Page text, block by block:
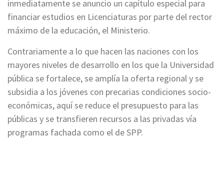
inmediatamente se anuncio un capítulo especial para
financiar estudios en Licenciaturas por parte del rector
máximo de la educación, el Ministerio.
Contrariamente a lo que hacen las naciones con los
mayores niveles de desarrollo en los que la Universidad
pública se fortalece, se amplía la oferta regional y se
subsidia a los jóvenes con precarias condiciones socio-
económicas, aquí se reduce el presupuesto para las
públicas y se transfieren recursos a las privadas vía
programas fachada como el de SPP.